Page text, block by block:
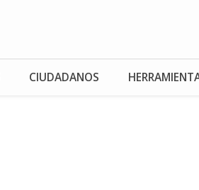
CIUDADANOS